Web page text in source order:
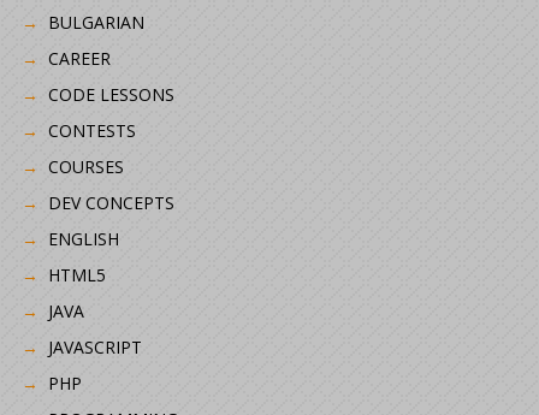
BULGARIAN
CAREER
CODE LESSONS
CONTESTS
COURSES
DEV CONCEPTS
ENGLISH
HTML5
JAVA
JAVASCRIPT
PHP